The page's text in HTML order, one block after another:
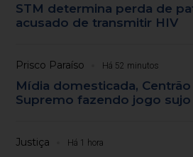
STM determina perda de
acusado de transmitir HIV
Prisco Paraíso Há 52 minutos
Mídia domesticada,
Supremo fazendo jogo sujo
Justiça Há 1 hora